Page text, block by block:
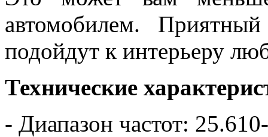
автомобилем.
подойдут к интерьеру
Технические
- Диапазон частот: